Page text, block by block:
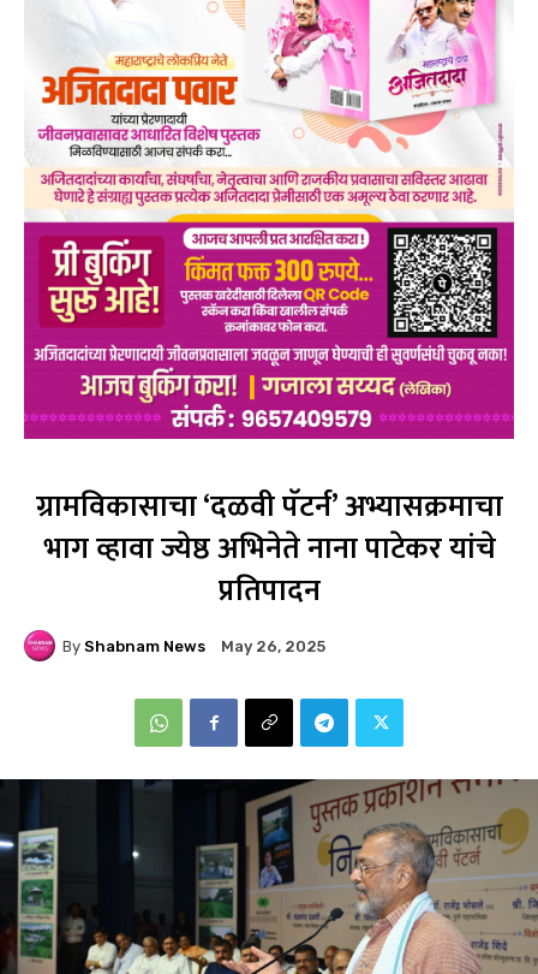
ग्रामविकासाचा ‘दळवी पॅटर्न’ अभ्यासक्रमाचा
भाग व्हावा ज्येष्ठ अभिनेते नाना पाटेकर यांचे
प्रतिपादन
By Shabnam News May 26, 2025